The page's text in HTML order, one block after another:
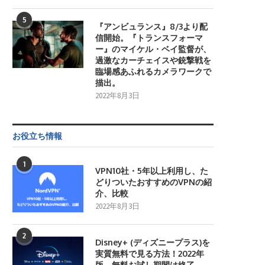
5
『アンビュランス』8/3より配
信開始。『トランスフォーマ
ー』のマイケル・ベイ監督が、
過激なカーチェイスや銃撃戦を
臨場感あふれるカメラワークで
描出。
2022年8月3日
お役立ち情報
1
VPN10社・5年以上利用し、た
どりついたおすすめのVPNの紹
介、比較
2022年8月3日
2
Disney+ (ディズニープラス)を
実質無料で見る方法！2022年